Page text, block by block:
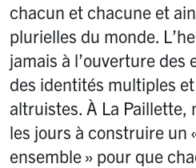
chacun et chacune et
plurielles du monde.
jamais à l’ouverture des
des identités multiples
altruistes. À La Paillette,
les jours à construire un
ensemble» pour que